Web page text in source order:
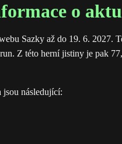
o
Sazky až do 19. 6. 2027.
Z této herní jistiny je pak
následující: